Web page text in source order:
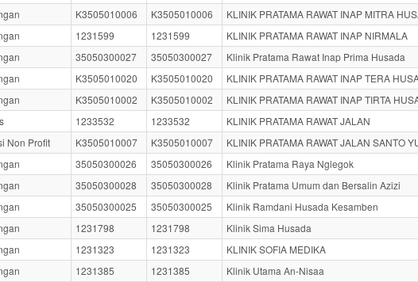
K3505010006 K3505010006
KLINIK PRATAMA RAWAT INAP MITRA
1231599 1231599
KLINIK PRATAMA RAWAT INAP NIRMALA
35050300027 35050300027
Klinik Pratama Rawat Inap Prima Husada
K3505010020 K3505010020
KLINIK PRATAMA RAWAT INAP TERA
K3505010002 K3505010002
KLINIK PRATAMA RAWAT INAP TIRTA
1233532 1233532
KLINIK PRATAMA RAWAT JALAN
Non Profit K3505010007 K3505010007
KLINIK PRATAMA RAWAT JALAN SANTO
35050300026 35050300026
Klinik Pratama Raya Nglegok
35050300028 35050300028
Klinik Pratama Umum dan Bersalin Azizi
35050300025 35050300025
Klinik Ramdani Husada Kesamben
1231798 1231798
Klinik Sima Husada
1231323 1231323
KLINIK SOFIA MEDIKA
1231385 1231385
Klinik Utama An-Nisaa